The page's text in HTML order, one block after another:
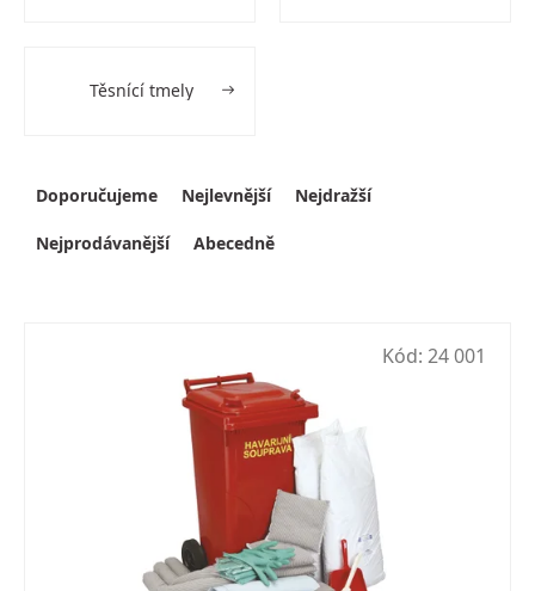
Těsnící tmely
Výpis produktů
Řazení produktů
Doporučujeme Nejlevnější Nejdražší
Nejprodávanější Abecedně
Kód: 24 001